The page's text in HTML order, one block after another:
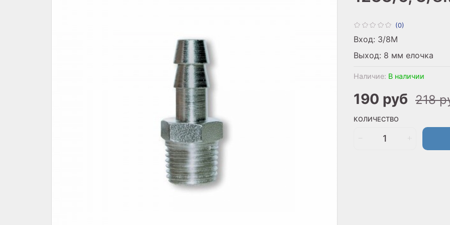
(0)
Наличие: В наличии
190 руб 218
КОЛИЧЕСТВО
Вход: 3/8M
Выход: 8 мм елочка